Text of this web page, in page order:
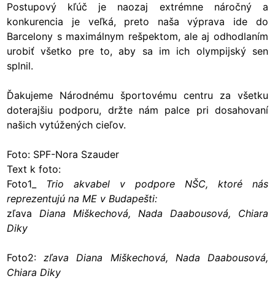
Postupový kľúč je naozaj extrémne náročný a
konkurencia je veľká, preto naša výprava ide do
Barcelony s maximálnym rešpektom, ale aj odhodlaním
urobiť všetko pre to, aby sa im ich olympijský sen
splnil.
Ďakujeme Národnému športovému centru za všetku
doterajšiu podporu, držte nám palce pri dosahovaní
našich vytúžených cieľov.
Foto: SPF-Nora Szauder
Text k foto:
Foto1_ Trio akvabel v podpore NŠC, ktoré nás
reprezentujú na ME v Budapešti:
zľavaDiana Miškechová, Nada Daabousová, Chiara
Diky
Foto2:zľava Diana Miškechová, Nada Daabousová,
Chiara Diky